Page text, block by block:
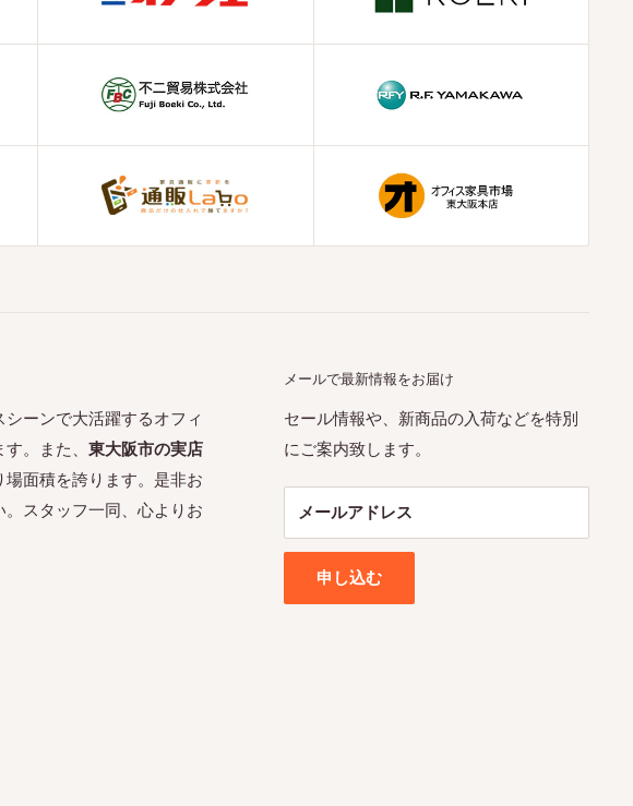
ーンで大活躍するオフィ
。また、 東大阪市の実店
面積を誇ります。是非お
スタッフ一同、心よりお
メールで最新情報をお届け
セール情報や、新商品の入荷などを特別
にご案内致します。
メールアドレス
申し込む